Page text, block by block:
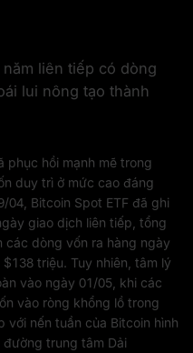
liên tiếp có dòng
lui nông tạo thành
phục hồi mạnh mẽ trong
duy trì ở mức cao đáng
04, Bitcoin Spot ETF đã ghi
giao dịch liên tiếp, tổng
các dòng vốn ra hàng ngày
triệu. Tuy nhiên, tâm lý
vào ngày 01/05, khi các
vào ròng khổng lồ trong
với nến tuần của Bitcoin hình
trung tâm Dải